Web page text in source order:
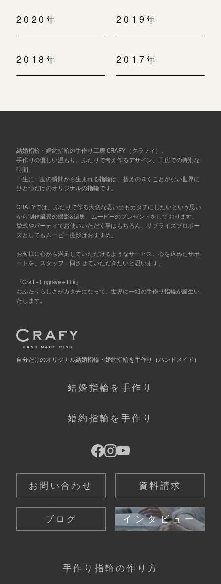
2020年 2019年
2018年 2017年
結婚指輪・婚約指輪の手作り工房 CRAFY（クラフィ）。
手作りの優しい温もり、ふたりで考え作るデザイン、工房での特別な
時間。
一生に一度の瞬間から生まれる指輪は、替えのきくことがない世界に
ひとつだけのオリジナルの指輪です。
CRAFYでは、ふたりで作る大切な思い出もカタチにしたいという思い
から制作風景の撮影&編集、ムービーのプレゼントをしております。
挙式やパーティでお使いいただく事はもちろん、サプライズプロポー
ズとしてもムービー撮影はおすすめ。
お客様に心から満足していただけるようなサービス、心を込めたサポ
ートを、スタッフ一同させていただきたいと思います。
『Craft＋Engrave＋Life』
おふたりらしさがカタチになって、世界に一組の手作り指輪が誕生い
たします。
自分だけのオリジナル結婚指輪・婚約指輪を手作り （ハンドメイド）
結婚指輪を手作り
婚約指輪を手作り
お問い合わせ 資料請求
ブログ インタビュー
手作り指輪の作り方